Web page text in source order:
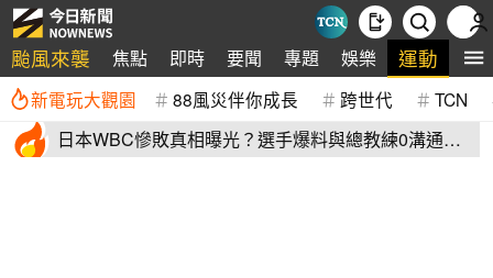
颱風來襲 焦點 即時 要聞 專題 娛樂 運動 全
新電玩大觀園 88風災伴你成長 跨世代 TCN
日本WBC慘敗真相曝光？選手爆料與總教練0溝通